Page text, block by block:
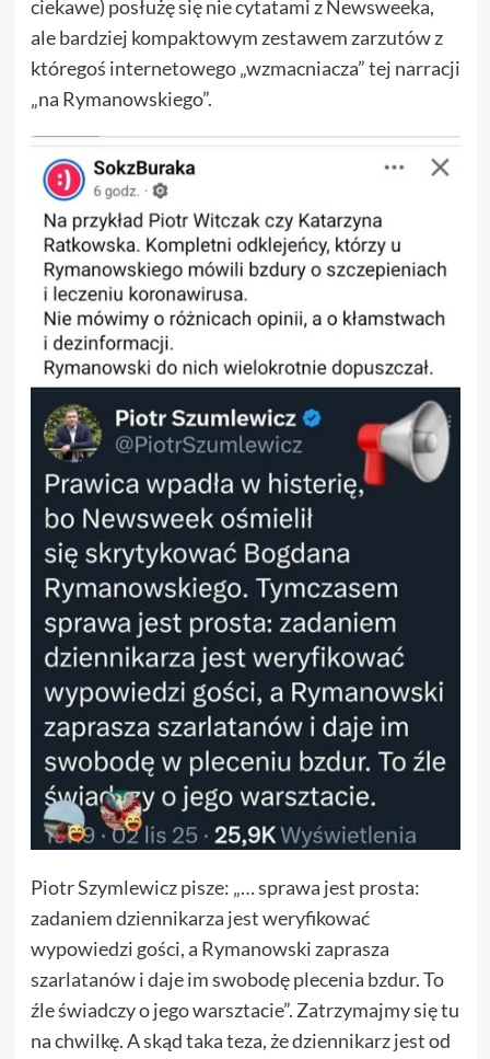
ciekawe) posłużę się nie cytatami z Newsweeka,
ale bardziej kompaktowym zestawem zarzutów z
któregoś internetowego „wzmacniacza” tej narracji
„na Rymanowskiego”.
Piotr Szymlewicz pisze: „… sprawa jest prosta:
zadaniem dziennikarza jest weryfikować
wypowiedzi gości, a Rymanowski zaprasza
szarlatanów i daje im swobodę plecenia bzdur. To
źle świadczy o jego warsztacie”. Zatrzymajmy się tu
na chwilkę. A skąd taka teza, że dziennikarz jest od